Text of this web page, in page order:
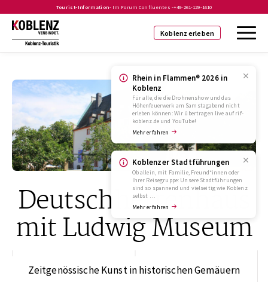
Tourist-Information- Im Forum Confluentes -+49-261-129-1610
Koblenz erleben
Rhein in Flammen® 2026 in
Koblenz
Für alle, die die Drohnenshow und das
Höhenfeuerwerk am Samstagabend nicht
erleben können: Wir übertragen live auf rif-
koblenz.de und YouTube!
Mehr erfahren
Koblenzer Stadtführungen
Ob allein, mit Familie, Freund*innen oder
Ihrer Reisegruppe: Unsere Stadtführungen
sind so spannend und vielseitig wie Koblenz
selbst …
Mehr erfahren
Deutschherrenhaus
mit Ludwig Museum
Zeitgenössische Kunst in historischen Gemäuern